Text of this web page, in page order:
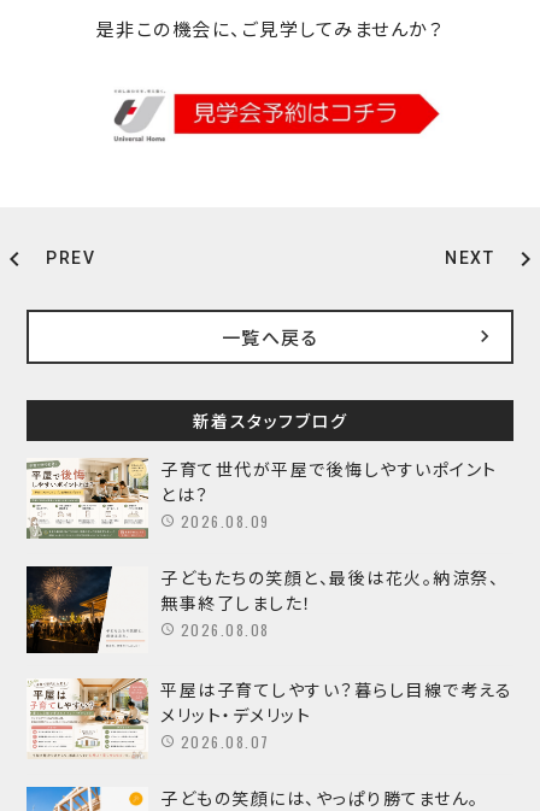
是非この機会に、ご見学してみませんか？
chevron_left PREV NEXT chevron_right
一覧へ戻る
新着スタッフブログ
子育て世代が平屋で後悔しやすいポイント
とは？
2026.08.09
子どもたちの笑顔と、最後は花火。納涼祭、
無事終了しました！
2026.08.08
平屋は子育てしやすい？暮らし目線で考える
メリット・デメリット
2026.08.07
子どもの笑顔には、やっぱり勝てません。